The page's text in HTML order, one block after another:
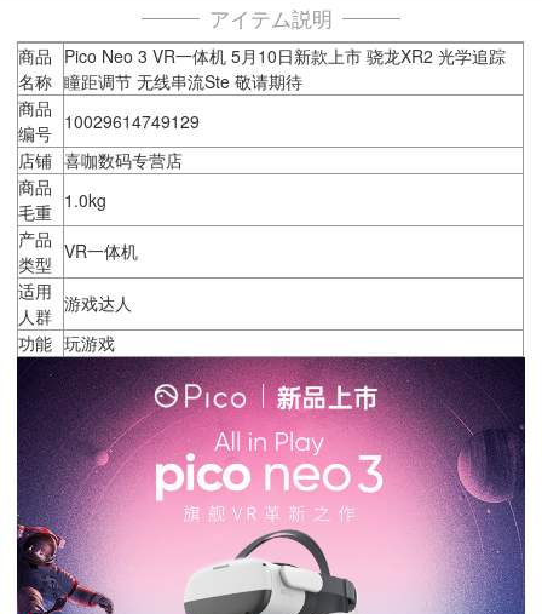
アイテム説明
商品
名称
Pico Neo 3 VR一体机 5月10日新款上市 骁龙XR2 光学追踪
瞳距调节 无线串流Ste 敬请期待
商品
编号 10029614749129
店铺 喜咖数码专营店
商品
毛重 1.0kg
产品
类型
VR一体机
适用
人群
游戏达人
功能 玩游戏